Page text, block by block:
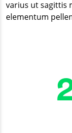
varius ut sagittis
elementum